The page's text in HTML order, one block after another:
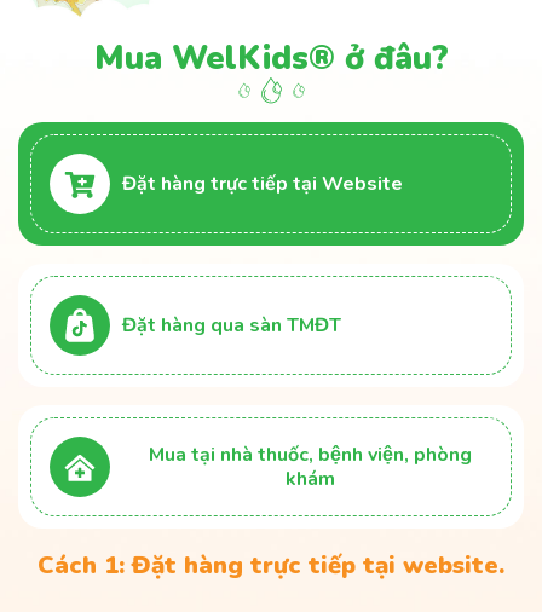
Mua WelKids® ở đâu?
Đặt hàng trực tiếp tại Website
Đặt hàng qua sàn TMĐT
Mua tại nhà thuốc, bệnh viện, phòng
khám
Cách 1: Đặt hàng trực tiếp tại website.